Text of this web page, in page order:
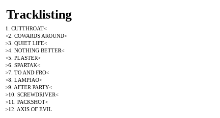
Tracklisting
1. CUTTHROAT<
>2. COWARDS AROUND<
>3. QUIET LIFE<
>4. NOTHING BETTER<
>5. PLASTER<
>6. SPARTAK<
>7. TO AND FRO<
>8. LAMPIAO<
>9. AFTER PARTY<
>10. SCREWDRIVER<
>11. PACKSHOT<
>12. AXIS OF EVIL